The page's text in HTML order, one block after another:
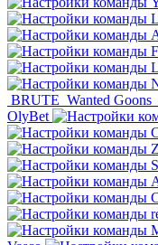
BRUTE Wanted Goons
OlyBet